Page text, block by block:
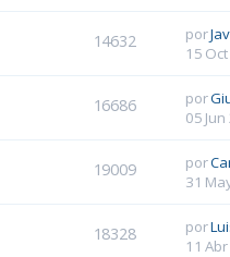
14632 por
15
16686 por
05
19009 por
31
18328 por
11